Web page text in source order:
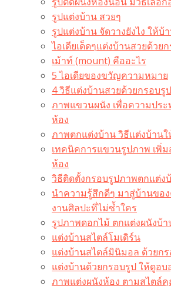
รูปแต่งบ้าน สวยๆ
รูปแต่งบ้าน จัดวางยังไง ให้
ไอเดียเด็ดๆแต่งบ้านสวยด้วย
เม้าท์ (mount) คืออะไร​
5 ไอเดียของขวัญความหมาย
4 วิธีแต่งบ้านสวยด้วยกรอบรูป
ภาพแขวนผนัง เพื่อความประ
ห้อง
ภาพตกแต่งบ้าน วิธีแต่งบ้าน
เทคนิคการแขวนรูปภาพ เพิ่
ห้อง
วิธีติดตั้งกรอบรูปภาพตกแต่ง
นำความรู้สึกดีๆ มาสู่บ้านขอ
งานศิลปะที่ไม่ซ้ำใคร
รูปภาพดอกไม้ ตกแต่งผนังบ้า
แต่งบ้านสไตล์โมเดิร์น
แต่งบ้านสไตล์มินิมอล ด้วยก
แต่งบ้านด้วยกรอบรูป ให้ดูอบ
ภาพแต่งผนังห้อง ตามสไตล์คุ